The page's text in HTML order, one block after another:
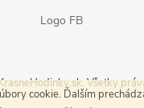
cookie. Ďalším
Logo FB
. Všetky